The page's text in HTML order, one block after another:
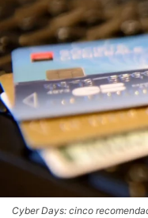
Cyber Days: cinco